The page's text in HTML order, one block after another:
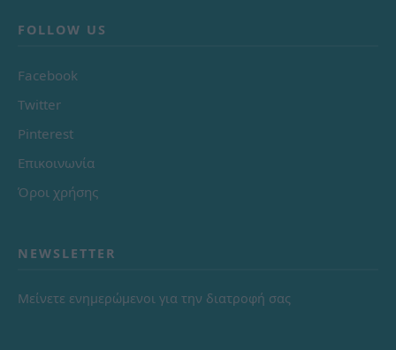
FOLLOW US
Facebook
Twitter
Pinterest
Επικοινωνία
Όροι χρήσης
NEWSLETTER
Μείνετε ενημερώμενοι για την διατροφή σας